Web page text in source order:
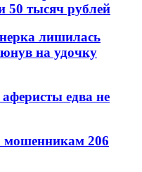
50 тысяч рублей
лишилась
на удочку
едва не
мошенникам 206